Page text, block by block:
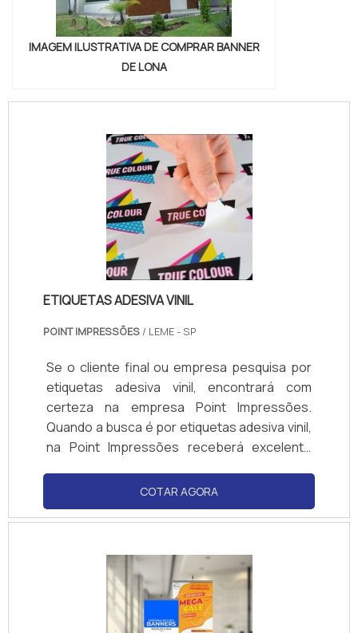
IMAGEM ILUSTRATIVA DE COMPRAR BANNER
DE LONA
ETIQUETAS ADESIVA VINIL
POINT IMPRESSÕES / LEME - SP
Se o cliente final ou empresa pesquisa por
etiquetas adesiva vinil, encontrará com
certeza na empresa Point Impressões.
Quando a busca é por etiquetas adesiva vinil,
na Point Impressões receberá excelente
qualidade.MAIS DETALHES INTERESSANTES
SOBRE AS ETIQUETAS ADESIVA VINILHá
muitas maneiras eficientes de demonstrar
atuação. A Point Impressões centraliza seus
esforços em produzir uma estrutura com:
Tecnologia de ponta; Escritório de alta
qualidade onde são realizadas as atividades;
COTAR AGORA